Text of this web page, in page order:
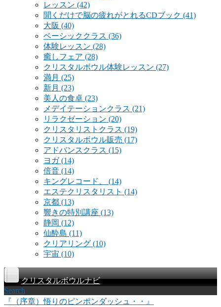
レッスン (42)
聞くだけで脳の疲れがとれるCDブック (41)
大阪 (40)
ベーシッククラス (36)
体験レッスン (28)
癒しフェア (28)
クリスタルボウル体験レッスン (27)
満月 (25)
新月 (23)
美人の食卓 (23)
メデイテーションクラス (21)
リラクゼーション (20)
クリスタリストクラス (19)
クリスタルボウル販売 (17)
アドバンスクラス (15)
ヨガ(14)
倍音 (14)
キングレコード、 (14)
エステクリスタリスト (14)
京都 (13)
響きの特別講座 (13)
静岡 (12)
仙酔島 (11)
クリアリング (10)
宇宙 (10)
クリスタルボウルナビ
Search
『（序章）悟りのピンポンダッシュ・・』